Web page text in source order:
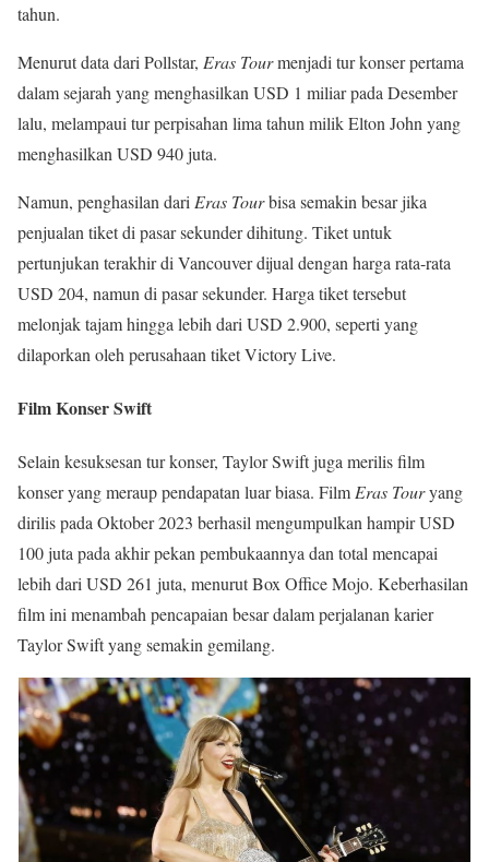
tahun.
Menurut data dari Pollstar, Eras Tourmenjadi tur konser pertama
dalam sejarah yang menghasilkan USD 1 miliar pada Desember
lalu, melampaui tur perpisahan lima tahun milik Elton John yang
menghasilkan USD 940 juta.
Namun, penghasilan dari Eras Tourbisa semakin besar jika
penjualan tiket di pasar sekunder dihitung. Tiket untuk
pertunjukan terakhir di Vancouver dijual dengan harga rata-rata
USD 204, namun di pasar sekunder. Harga tiket tersebut
melonjak tajam hingga lebih dari USD 2.900, seperti yang
dilaporkan oleh perusahaan tiket Victory Live.
Film Konser Swift
Selain kesuksesan tur konser, Taylor Swift juga merilis film
konser yang meraup pendapatan luar biasa. Film Eras Touryang
dirilis pada Oktober 2023 berhasil mengumpulkan hampir USD
100 juta pada akhir pekan pembukaannya dan total mencapai
lebih dari USD 261 juta, menurut Box Office Mojo. Keberhasilan
film ini menambah pencapaian besar dalam perjalanan karier
Taylor Swift yang semakin gemilang.